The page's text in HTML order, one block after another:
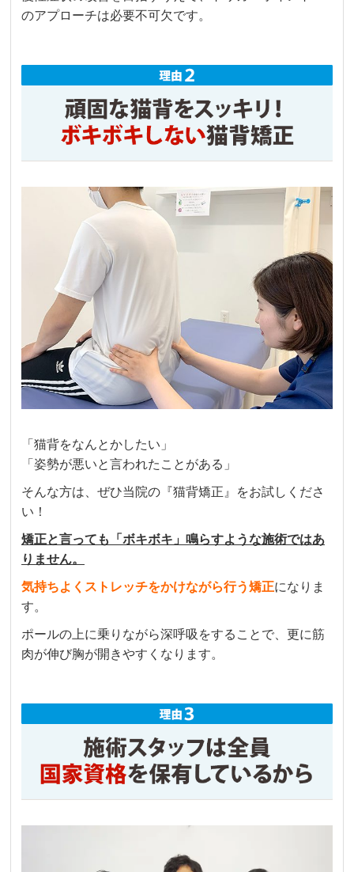
のアプローチは必要不可欠です。
「猫背をなんとかしたい」
「姿勢が悪いと言われたことがある」
そんな方は、ぜひ当院の『猫背矯正』をお試しくださ
い！
矯正と言っても「ボキボキ」鳴らすような施術ではあ
りません。
気持ちよくストレッチをかけながら行う矯正になりま
す。
ポールの上に乗りながら深呼吸をすることで、更に筋
肉が伸び胸が開きやすくなります。